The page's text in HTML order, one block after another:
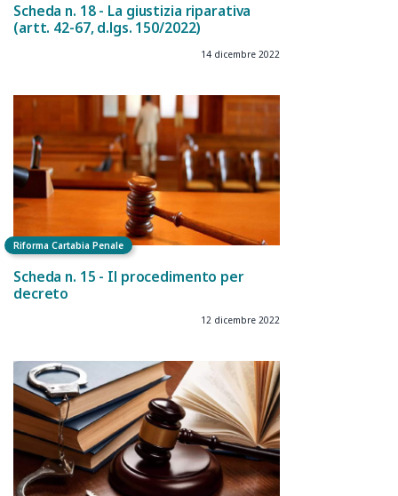
Scheda n. 18 - La giustizia riparativa
(artt. 42-67, d.lgs. 150/2022)
14 dicembre 2022
Riforma Cartabia Penale
Scheda n. 15 - Il procedimento per
decreto
12 dicembre 2022